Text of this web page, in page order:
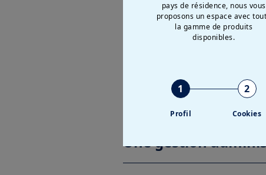
Une expertise en
Des solutions de
Une gestion
pays de résidence, nous vous
proposons un espace avec
la gamme de produits
disponibles.
1
Profil
2
Cookies